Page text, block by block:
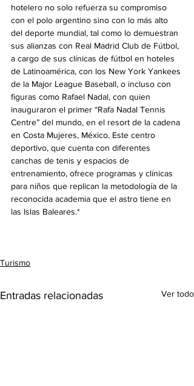
hotelero no solo refuerza su compromiso
con el polo argentino sino con lo más alto
del deporte mundial, tal como lo demuestran
sus alianzas con Real Madrid Club de Fútbol,
a cargo de sus clínicas de fútbol en hoteles
de Latinoamérica, con los New York Yankees
de la Major League Baseball, o incluso con
figuras como Rafael Nadal, con quien
inauguraron el primer “Rafa Nadal Tennis
Centre” del mundo, en el resort de la cadena
en Costa Mujeres, México. Este centro
deportivo, que cuenta con diferentes
canchas de tenis y espacios de
entrenamiento, ofrece programas y clínicas
para niños que replican la metodología de la
reconocida academia que el astro tiene en
las Islas Baleares.*
Turismo
Entradas relacionadas Ver todo